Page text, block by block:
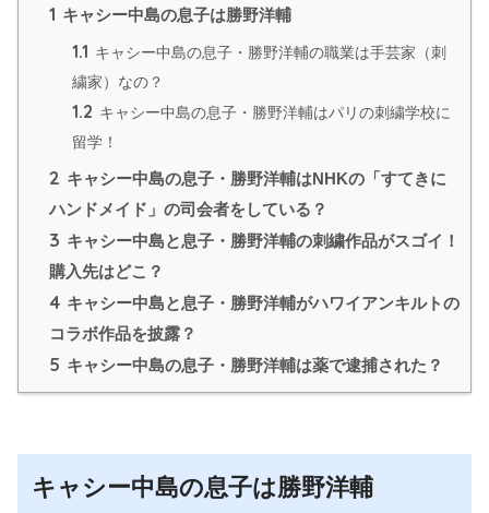
1 キャシー中島の息子は勝野洋輔
1.1 キャシー中島の息子・勝野洋輔の職業は手芸家（刺
繍家）なの？
1.2 キャシー中島の息子・勝野洋輔はパリの刺繍学校に
留学！
2 キャシー中島の息子・勝野洋輔はNHKの「すてきに
ハンドメイド」の司会者をしている？
3 キャシー中島と息子・勝野洋輔の刺繍作品がスゴイ！
購入先はどこ？
4 キャシー中島と息子・勝野洋輔がハワイアンキルトの
コラボ作品を披露？
5 キャシー中島の息子・勝野洋輔は薬で逮捕された？
キャシー中島の息子は勝野洋輔